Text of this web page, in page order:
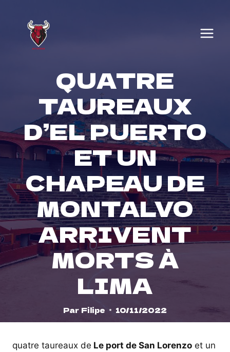
content
QUATRE
TAUREAUX
D’EL PUERTO
ET UN
CHAPEAU DE
MONTALVO
ARRIVENT
MORTS À
LIMA
Par Filipe 10/11/2022
quatre taureaux de Le port de San Lorenzo et un